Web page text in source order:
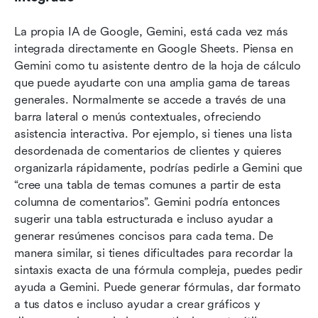
La propia IA de Google, Gemini, está cada vez más
integrada directamente en Google Sheets. Piensa en
Gemini como tu asistente dentro de la hoja de cálculo
que puede ayudarte con una amplia gama de tareas
generales. Normalmente se accede a través de una
barra lateral o menús contextuales, ofreciendo
asistencia interactiva. Por ejemplo, si tienes una lista
desordenada de comentarios de clientes y quieres
organizarla rápidamente, podrías pedirle a Gemini que
“cree una tabla de temas comunes a partir de esta
columna de comentarios”. Gemini podría entonces
sugerir una tabla estructurada e incluso ayudar a
generar resúmenes concisos para cada tema. De
manera similar, si tienes dificultades para recordar la
sintaxis exacta de una fórmula compleja, puedes pedir
ayuda a Gemini. Puede generar fórmulas, dar formato
a tus datos e incluso ayudar a crear gráficos y